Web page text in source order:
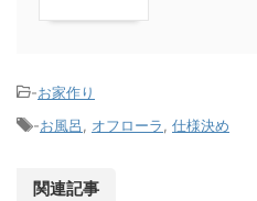
-お家作り
-お風呂, オフローラ, 仕様決め
関連記事